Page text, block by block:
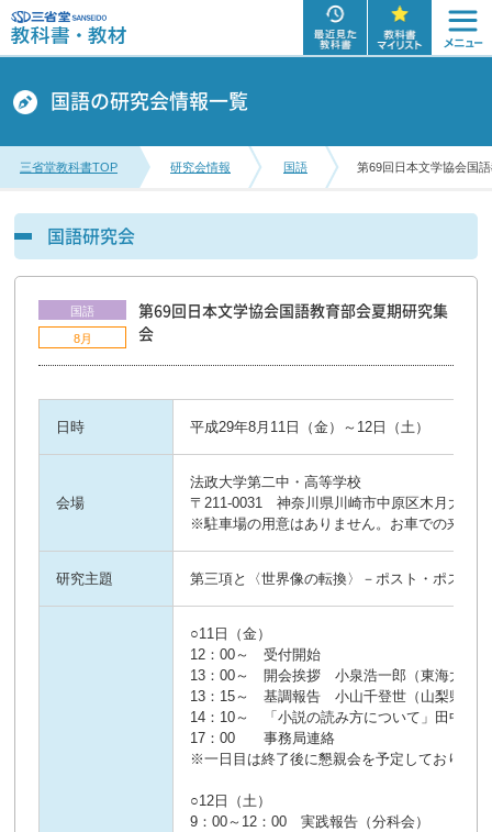
国語の研究会情報一覧
三省堂教科書TOP 研究会情報 国語 第69回日本文学協会国
国語研究会
国語
8月
第69回日本文学協会国語教育部会夏期研究集
会
日時 平成29年8月11日（金）～12日（土）
会場
法政大学第二中・高等学校
〒211-0031 神奈川県川崎市中原区木月大町6-
※駐車場の用意はありません。お車での来場
研究主題 第三項と〈世界像の転換〉－ポスト・ポスト
○11日（金）
12：00～ 受付開始
13：00～ 開会挨拶 小泉浩一郎（東海大学
13：15～ 基調報告 小山千登世（山梨県立
14：10～ 「小説の読み方について」田中実
17：00 事務局連絡
※一日目は終了後に懇親会を予定しておりま
○12日（土）
9：00～12：00 実践報告（分科会）